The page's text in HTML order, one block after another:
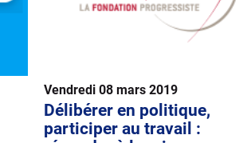
Vendredi 08 mars 2019
Délibérer en politique,
participer au travail :